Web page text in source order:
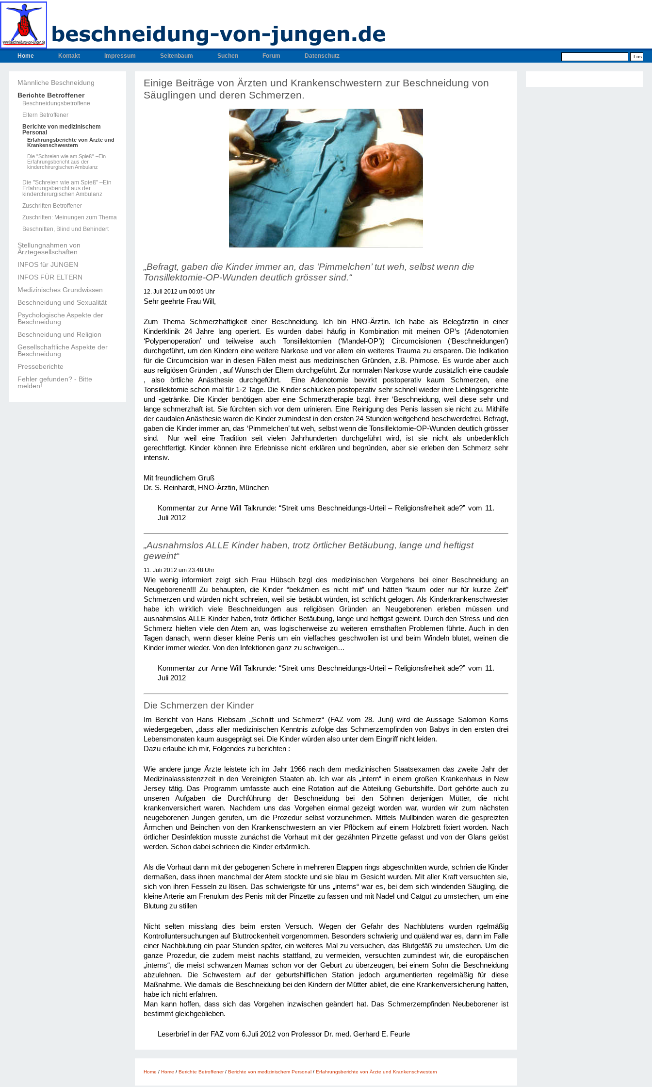
Home Kontakt Impressum Seitenbaum Suchen Forum Datenschutz
Männliche Beschneidung
Berichte Betroffener
Beschneidungsbetroffene
Eltern Betroffener
Berichte von medizinischem
Personal
Erfahrungsberichte von Ärzte und
Krankenschwestern
Die "Schreien wie am Spieß" –Ein
Erfahrungsbericht aus der
kinderchirurgischen Ambulanz
Die "Schreien wie am Spieß" –Ein
Erfahrungsbericht aus der
kinderchirurgischen Ambulanz
Zuschriften Betroffener
Zuschriften: Meinungen zum Thema
Beschnitten, Blind und Behindert
Stellungnahmen von
Ärztegesellschaften
INFOS für JUNGEN
INFOS FÜR ELTERN
Medizinisches Grundwissen
Beschneidung und Sexualität
Psychologische Aspekte der
Beschneidung
Beschneidung und Religion
Gesellschaftliche Aspekte der
Beschneidung
Presseberichte
Fehler gefunden? - Bitte
melden!
Einige Beiträge von Ärzten und Krankenschwestern zur Beschneidung von
Säuglingen und deren Schmerzen.
„Befragt, gaben die Kinder immer an, das ‘Pimmelchen’ tut weh, selbst wenn die
Tonsillektomie-OP-Wunden deutlich grösser sind.“
12. Juli 2012 um 00:05 Uhr
Sehr geehrte Frau Will,
Zum Thema Schmerzhaftigkeit einer Beschneidung. Ich bin HNO-Ärztin. Ich habe als Belegärztin in einer
Kinderklinik 24 Jahre lang operiert. Es wurden dabei häufig in Kombination mit meinen OP’s (Adenotomien
‘Polypenoperation’ und teilweise auch Tonsillektomien (‘Mandel-OP’)) Circumcisionen (‘Beschneidungen’)
durchgeführt, um den Kindern eine weitere Narkose und vor allem ein weiteres Trauma zu ersparen. Die Indikation
für die Circumcision war in diesen Fällen meist aus medizinischen Gründen, z.B. Phimose. Es wurde aber auch
aus religiösen Gründen , auf Wunsch der Eltern durchgeführt. Zur normalen Narkose wurde zusätzlich eine caudale
, also örtliche Anästhesie durchgeführt.
Eine Adenotomie bewirkt postoperativ kaum Schmerzen, eine
Tonsillektomie schon mal für 1-2 Tage. Die Kinder schlucken postoperativ sehr schnell wieder ihre Lieblingsgerichte
und -getränke. Die Kinder benötigen aber eine Schmerztherapie bzgl. ihrer ‘Beschneidung, weil diese sehr und
lange schmerzhaft ist. Sie fürchten sich vor dem urinieren. Eine Reinigung des Penis lassen sie nicht zu. Mithilfe
der caudalen Anästhesie waren die Kinder zumindest in den ersten 24 Stunden weitgehend beschwerdefrei. Befragt,
gaben die Kinder immer an, das ‘Pimmelchen’ tut weh, selbst wenn die Tonsillektomie-OP-Wunden deutlich grösser
sind.
Nur weil eine Tradition seit vielen Jahrhunderten durchgeführt wird, ist sie nicht als unbedenklich
gerechtfertigt. Kinder können ihre Erlebnisse nicht erklären und begründen, aber sie erleben den Schmerz sehr
intensiv.
Mit freundlichem Gruß
Dr. S. Reinhardt, HNO-Ärztin, München
Kommentar zur Anne Will Talkrunde: “Streit ums Beschneidungs-Urteil – Religionsfreiheit ade?” vom 11.
Juli 2012
„Ausnahmslos ALLE Kinder haben, trotz örtlicher Betäubung, lange und heftigst
geweint“
11. Juli 2012 um 23:48 Uhr
Wie wenig informiert zeigt sich Frau Hübsch bzgl des medizinischen Vorgehens bei einer Beschneidung an
Neugeborenen!!! Zu behaupten, die Kinder “bekämen es nicht mit” und hätten “kaum oder nur für kurze Zeit”
Schmerzen und würden nicht schreien, weil sie betäubt würden, ist schlicht gelogen. Als Kinderkrankenschwester
habe ich wirklich viele Beschneidungen aus religiösen Gründen an Neugeborenen erleben müssen und
ausnahmslos ALLE Kinder haben, trotz örtlicher Betäubung, lange und heftigst geweint. Durch den Stress und den
Schmerz hielten viele den Atem an, was logischerweise zu weiteren ernsthaften Problemen führte. Auch in den
Tagen danach, wenn dieser kleine Penis um ein vielfaches geschwollen ist und beim Windeln blutet, weinen die
Kinder immer wieder. Von den Infektionen ganz zu schweigen…
Kommentar zur Anne Will Talkrunde: “Streit ums Beschneidungs-Urteil – Religionsfreiheit ade?” vom 11.
Juli 2012
Die Schmerzen der Kinder
Im Bericht von Hans Riebsam „Schnitt und Schmerz“ (FAZ vom 28. Juni) wird die Aussage Salomon Korns
wiedergegeben, „dass aller medizinischen Kenntnis zufolge das Schmerzempfinden von Babys in den ersten drei
Lebensmonaten kaum ausgeprägt sei. Die Kinder würden also unter dem Eingriff nicht leiden.
Dazu erlaube ich mir, Folgendes zu berichten :
Wie andere junge Ärzte leistete ich im Jahr 1966 nach dem medizinischen Staatsexamen das zweite Jahr der
Medizinalassistenzzeit in den Vereinigten Staaten ab. Ich war als „intern“ in einem großen Krankenhaus in New
Jersey tätig. Das Programm umfasste auch eine Rotation auf die Abteilung Geburtshilfe. Dort gehörte auch zu
unseren Aufgaben die Durchführung der Beschneidung bei den Söhnen derjenigen Mütter, die nicht
krankenversichert waren. Nachdem uns das Vorgehen einmal gezeigt worden war, wurden wir zum nächsten
neugeborenen Jungen gerufen, um die Prozedur selbst vorzunehmen. Mittels Mullbinden waren die gespreizten
Ärmchen und Beinchen von den Krankenschwestern an vier Pflöckem auf einem Holzbrett fixiert worden. Nach
örtlicher Desinfektion musste zunächst die Vorhaut mit der gezähnten Pinzette gefasst und von der Glans gelöst
werden. Schon dabei schrieen die Kinder erbärmlich.
Als die Vorhaut dann mit der gebogenen Schere in mehreren Etappen rings abgeschnitten wurde, schrien die Kinder
dermaßen, dass ihnen manchmal der Atem stockte und sie blau im Gesicht wurden. Mit aller Kraft versuchten sie,
sich von ihren Fesseln zu lösen. Das schwierigste für uns „interns“ war es, bei dem sich windenden Säugling, die
kleine Arterie am Frenulum des Penis mit der Pinzette zu fassen und mit Nadel und Catgut zu umstechen, um eine
Blutung zu stillen
Nicht selten misslang dies beim ersten Versuch. Wegen der Gefahr des Nachblutens wurden rgelmäßig
Kontrolluntersuchungen auf Bluttrockenheit vorgenommen. Besonders schwierig und quälend war es, dann im Falle
einer Nachblutung ein paar Stunden später, ein weiteres Mal zu versuchen, das Blutgefäß zu umstechen. Um die
ganze Prozedur, die zudem meist nachts stattfand, zu vermeiden, versuchten zumindest wir, die europäischen
„interns“, die meist schwarzen Mamas schon vor der Geburt zu überzeugen, bei einem Sohn die Beschneidung
abzulehnen. Die Schwestern auf der geburtshilflichen Station jedoch argumentierten regelmäßig für diese
Maßnahme. Wie damals die Beschneidung bei den Kindern der Mütter ablief, die eine Krankenversicherung hatten,
habe ich nicht erfahren.
Man kann hoffen, dass sich das Vorgehen inzwischen geändert hat. Das Schmerzempfinden Neubeborener ist
bestimmt gleichgeblieben.
Leserbrief in der FAZ vom 6.Juli 2012 von Professor Dr. med. Gerhard E. Feurle
Home / Home / Berichte Betroffener/ Berichte von medizinischem Personal / Erfahrungsberichte von Ärzte und Krankenschwestern